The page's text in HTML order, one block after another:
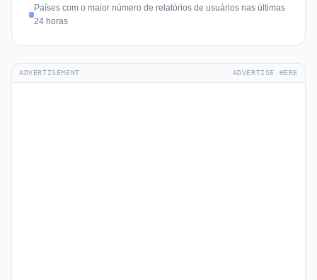
Países com o maior número de relatórios de usuários nas últimas
24 horas
ADVERTISEMENT ADVERTISE HERE